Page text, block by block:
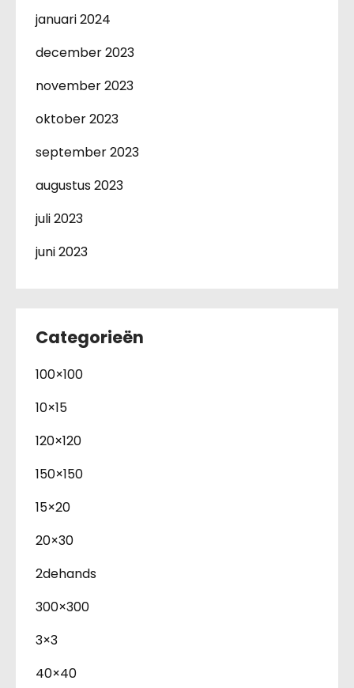
januari 2024
december 2023
november 2023
oktober 2023
september 2023
augustus 2023
juli 2023
juni 2023
Categorieën
100×100
10×15
120×120
150×150
15×20
20×30
2dehands
300×300
3×3
40×40